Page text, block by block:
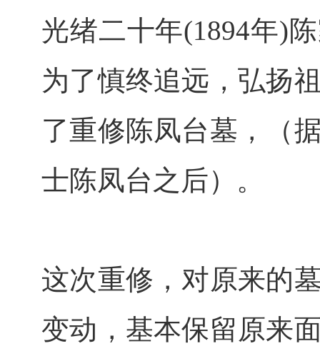
光绪二十年(1894年)
为了慎终追远，弘扬
了重修陈凤台墓，（
士陈凤台之后）。
这次重修，对原来的
变动，基本保留原来